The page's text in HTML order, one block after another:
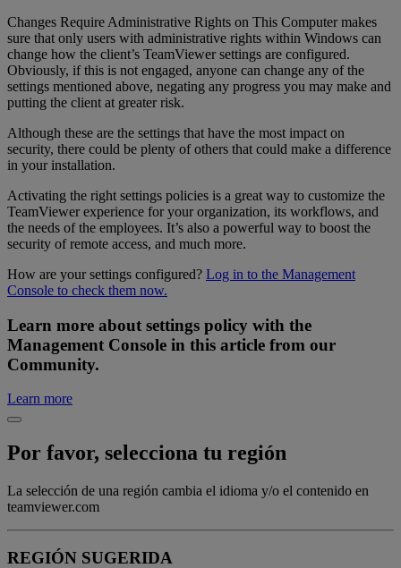
Changes Require Administrative Rights on This Computer makes
sure that only users with administrative rights within Windows can
change how the client’s TeamViewer settings are configured.
Obviously, if this is not engaged, anyone can change any of the
settings mentioned above, negating any progress you may make and
putting the client at greater risk.
Although these are the settings that have the most impact on
security, there could be plenty of others that could make a difference
in your installation.
Activating the right settings policies is a great way to customize the
TeamViewer experience for your organization, its workflows, and
the needs of the employees. It’s also a powerful way to boost the
security of remote access, and much more.
How are your settings configured? Log in to the Management
Console to check them now.
Learn more about settings policy with the
Management Console in this article from our
Community.
Learn more
Por favor, selecciona tu región
La selección de una región cambia el idioma y/o el contenido en
teamviewer.com
REGIÓN SUGERIDA